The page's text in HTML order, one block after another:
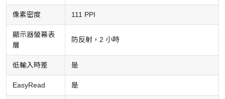
像素密度 111 PPI
顯示器螢幕表
層
防反射，2 小時
低輸入時差 是
EasyRead 是